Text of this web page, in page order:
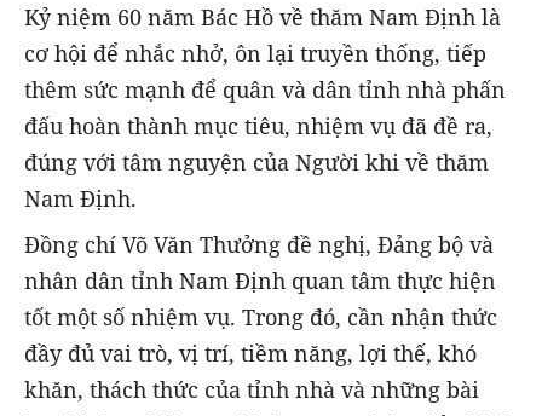
Kỷ niệm 60 năm Bác Hồ về thăm Nam Định là
cơ hội để nhắc nhở, ôn lại truyền thống, tiếp
thêm sức mạnh để quân và dân tỉnh nhà phấn
đấu hoàn thành mục tiêu, nhiệm vụ đã đề ra,
đúng với tâm nguyện của Người khi về thăm
Nam Định.
Đồng chí Võ Văn Thưởng đề nghị, Đảng bộ và
nhân dân tỉnh Nam Định quan tâm thực hiện
tốt một số nhiệm vụ. Trong đó, cần nhận thức
đầy đủ vai trò, vị trí, tiềm năng, lợi thế, khó
khăn, thách thức của tỉnh nhà và những bài